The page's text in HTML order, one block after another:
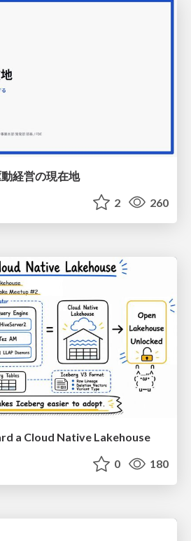
経営の現在地
2 260
a Cloud Native Lakehouse
0 180